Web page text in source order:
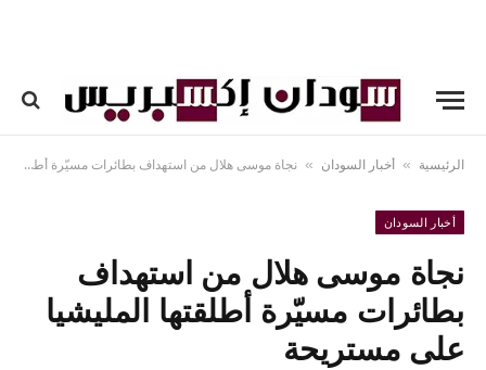
الرئيسية » أخبار السودان » نجاة موسى هلال من استهداف بطائرات مسيّرة أطلقتها المليشيا على مستريحة
أخبار السودان
نجاة موسى هلال من استهداف
بطائرات مسيّرة أطلقتها المليشيا
على مستريحة